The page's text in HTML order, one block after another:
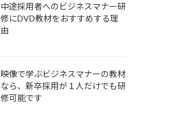
中途採用者へのビジネスマナー研
修にDVD教材をおすすめする理
由
映像で学ぶビジネスマナーの教材
なら、新卒採用が１人だけでも研
修可能です